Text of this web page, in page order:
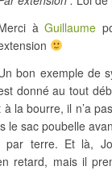
àGuillaume
bon exemple de
donné au tout
la bourre, il n’a
le sac poubelle
terre. Et là,
retard, mais il